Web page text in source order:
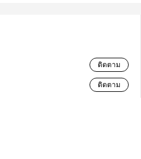
ติดตาม
ติดตาม